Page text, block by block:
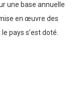
une base annuelle
en œuvre des
pays s’est doté.